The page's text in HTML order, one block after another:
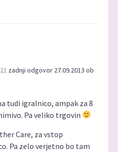
zadnji odgovor 27.09.2013 ob
tudi igralnico, ampak za 8
Pa veliko trgovin
Care, za vstop
Pa zelo verjetno bo tam